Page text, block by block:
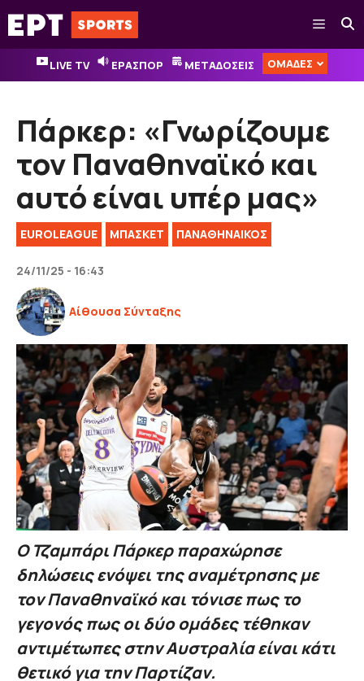
Μετάβαση
σε
περιεχόμενο
Μενού
LIVE TV ΕΡΑΣΠΟΡ ΜΕΤΑΔΟΣΕΙΣ ΟΜΑΔΕΣ
Πάρκερ: «Γνωρίζουμε
τον Παναθηναϊκό και
αυτό είναι υπέρ μας»
EUROLEAGUE ΜΠΑΣΚΕΤ ΠΑΝΑΘΗΝΑΙΚΟΣ
24/11/25 - 16:43
Αίθουσα Σύνταξης
Ο Τζαμπάρι Πάρκερ παραχώρησε
δηλώσεις ενόψει της αναμέτρησης με
τον Παναθηναϊκό και τόνισε πως το
γεγονός πως οι δύο ομάδες τέθηκαν
αντιμέτωπες στην Αυστραλία είναι κάτι
θετικό για την Παρτίζαν.